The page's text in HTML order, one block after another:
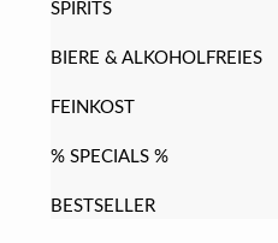
SPIRITS
BIERE & ALKOHOLFREIES
FEINKOST
% SPECIALS %
BESTSELLER